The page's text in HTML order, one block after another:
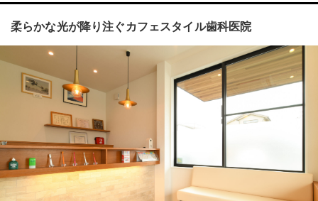
柔らかな光が降り注ぐカフェスタイル歯科医院